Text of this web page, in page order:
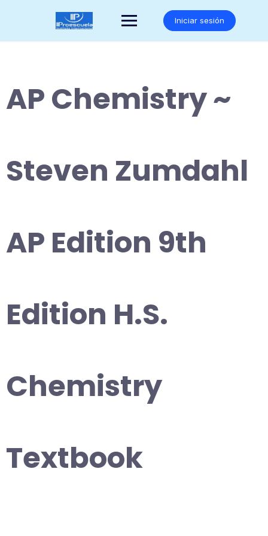
Iniciar sesión
AP Chemistry ~
Steven Zumdahl
AP Edition 9th
Edition H.S.
Chemistry
Textbook